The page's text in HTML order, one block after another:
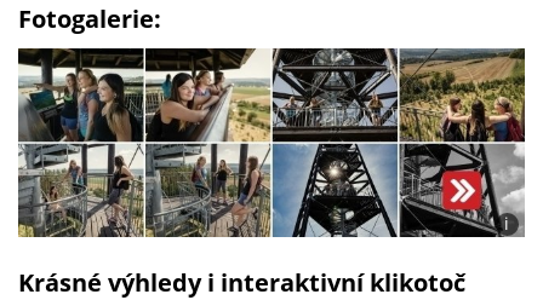
Fotogalerie:
i
Foto:
Krásné výhledy i interaktivní klikotoč